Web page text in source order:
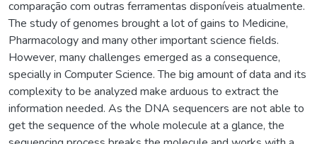
comparação com outras ferramentas disponíveis atualmente.
The study of genomes brought a lot of gains to Medicine,
Pharmacology and many other important science fields.
However, many challenges emerged as a consequence,
specially in Computer Science. The big amount of data and its
complexity to be analyzed make arduous to extract the
information needed. As the DNA sequencers are not able to
get the sequence of the whole molecule at a glance, the